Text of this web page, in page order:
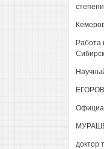
Работа
доктор